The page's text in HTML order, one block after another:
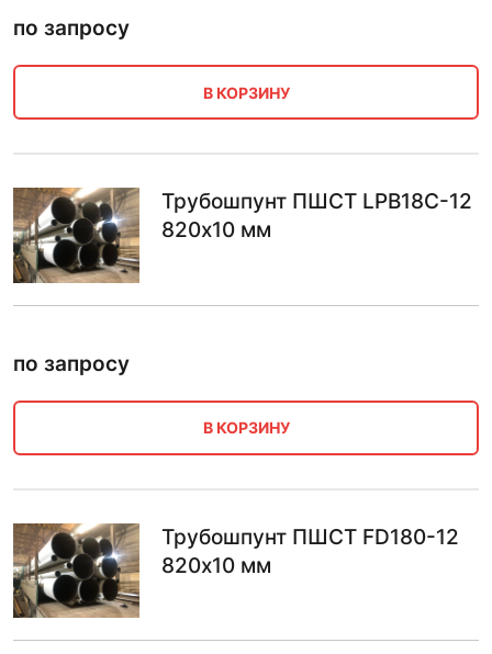
по запросу
В КОРЗИНУ
Трубошпунт ПШСТ LPB18C-12
820х10 мм
по запросу
В КОРЗИНУ
Трубошпунт ПШСТ FD180-12
820х10 мм